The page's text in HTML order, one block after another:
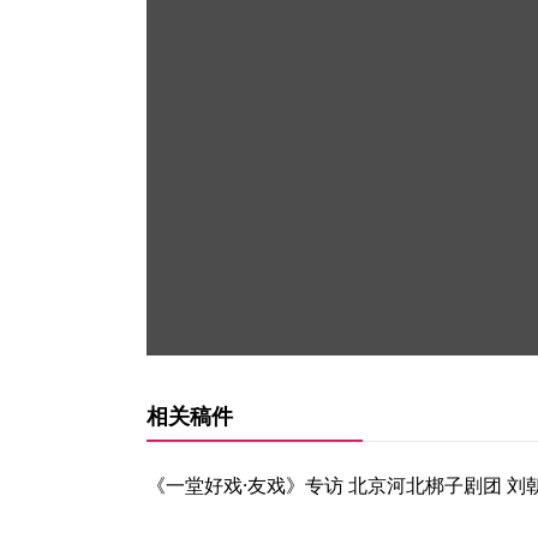
相关稿件
《一堂好戏·友戏》专访 北京河北梆子剧团 刘